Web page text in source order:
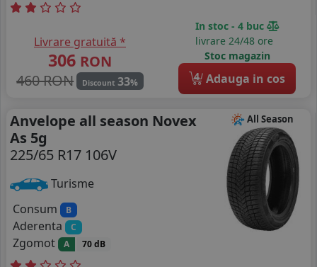
Livrare gratuită *
306 RON
460 RON
Discount 33%
In stoc - 4 buc
livrare 24/48 ore
Stoc magazin
4 Adauga in cos
All Season
Anvelope all season Novex
As 5g
225/65 R17 106V
Turisme
Consum
B
Aderenta C
Zgomot A 70 dB